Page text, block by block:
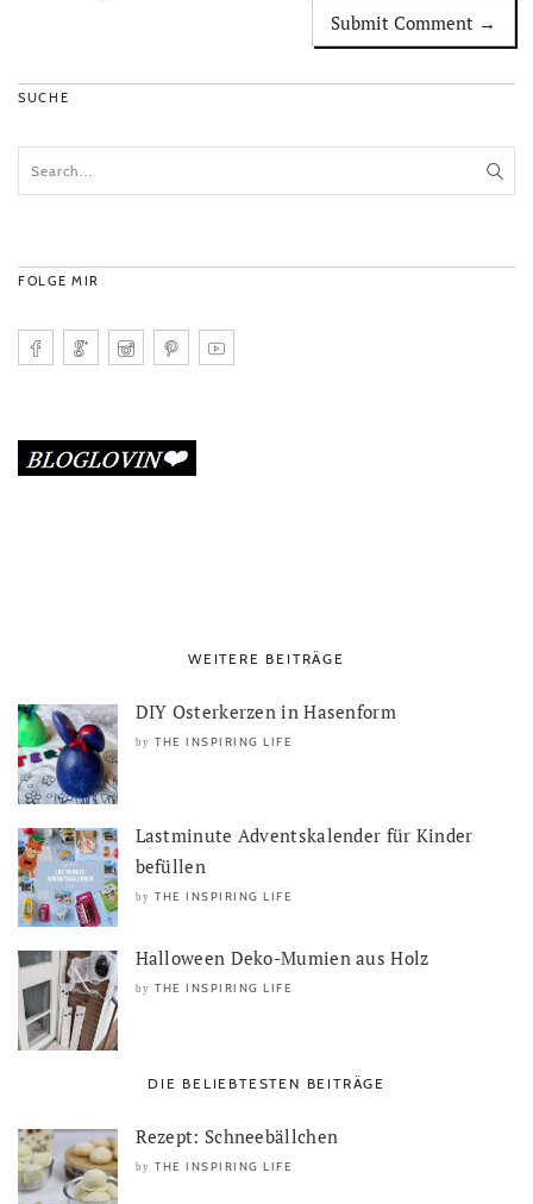
SUCHE
FOLGE MIR
WEITERE BEITRÄGE
DIY Osterkerzen in Hasenform
by THE INSPIRING LIFE
Lastminute Adventskalender für Kinder
befüllen
by THE INSPIRING LIFE
Halloween Deko-Mumien aus Holz
by THE INSPIRING LIFE
DIE BELIEBTESTEN BEITRÄGE
Rezept: Schneebällchen
by THE INSPIRING LIFE